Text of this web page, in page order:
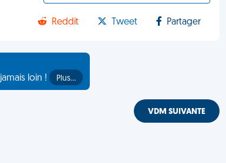
Reddit Tweet Partager
loin !
Plus…
VDM SUIVANTE